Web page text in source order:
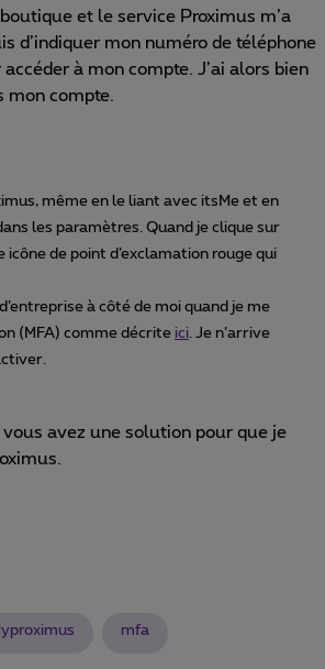
et le service Proximus m’a
d’indiquer mon numéro de téléphone
à mon compte. J’ai alors bien
mon compte.
même en le liant avec itsMe et en
les paramètres. Quand je clique sur
icône de point d’exclamation rouge qui
à côté de moi quand je me
(MFA) comme décrite ici . Je n’arrive
vous avez une solution pour que je
mfa